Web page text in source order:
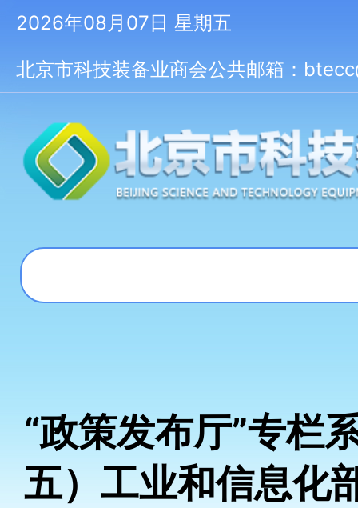
2026年08月07日 星期五
北京市科技装备业商会公共邮箱：
“政策发布厅”专栏
五）工业和信息化